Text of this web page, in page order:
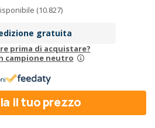
(10.827)
gratuita
prima di acquistare?
campione neutro
il tuo prezzo